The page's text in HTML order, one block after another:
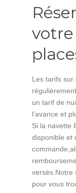
votre
Les tarifs sur
un tarif de
l’avance et
Si la navette
disponible et
versés.Notre
pour vous